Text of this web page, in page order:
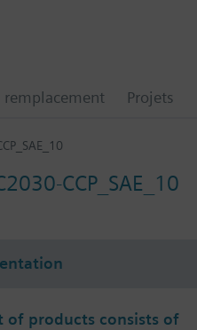
remplacement Projets
CCP_SAE_10
of products consists of